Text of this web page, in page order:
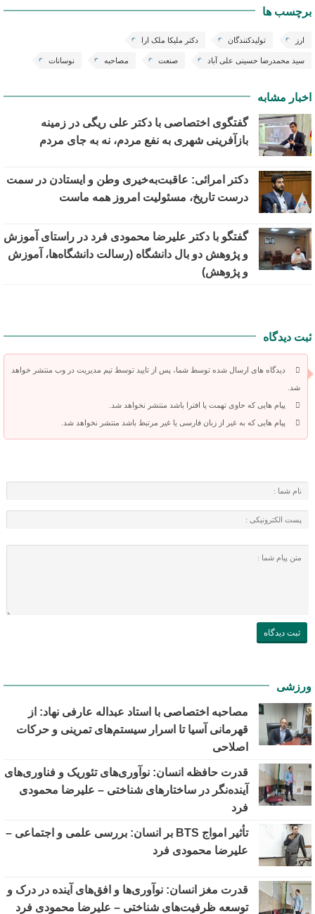
برچسب ها
ارز تولیدکنندگان دکتر ملیکا ملک ارا
سید محمدرضا حسینی علی آباد صنعت مصاحبه نوسانات
اخبار مشابه
گفتگوی اختصاصی با دکتر علی ریگی در زمینه
بازآفرینی شهری به نفع مردم، نه به جای مردم
دکتر امرائی: عاقبت‌به‌خیری وطن و ایستادن در سمت
درست تاریخ، مسئولیت امروز همه ماست
گفتگو با دکتر علیرضا محمودی فرد در راستای آموزش
و پژوهش دو بال دانشگاه (رسالت دانشگاه‌ها، آموزش
و پژوهش)
ثبت دیدگاه
دیدگاه های ارسال شده توسط شما، پس از تایید توسط تیم مدیریت در وب منتشر خواهد
شد.
پیام هایی که حاوی تهمت یا افترا باشد منتشر نخواهد شد.
پیام هایی که به غیر از زبان فارسی یا غیر مرتبط باشد منتشر نخواهد شد.
ورزشی
مصاحبه اختصاصی با استاد عبداله عارفی نهاد: از
قهرمانی آسیا تا اسرار سیستم‌های تمرینی و حرکات
اصلاحی
قدرت حافظه انسان: نوآوری‌های تئوریک و فناوری‌های
آینده‌نگر در ساختارهای شناختی – علیرضا محمودی
فرد
تأثیر امواج BTS بر انسان: بررسی علمی و اجتماعی –
علیرضا محمودی فرد
قدرت مغز انسان: نوآوری‌ها و افق‌های آینده در درک و
توسعه ظرفیت‌های شناختی – علیرضا محمودی فرد